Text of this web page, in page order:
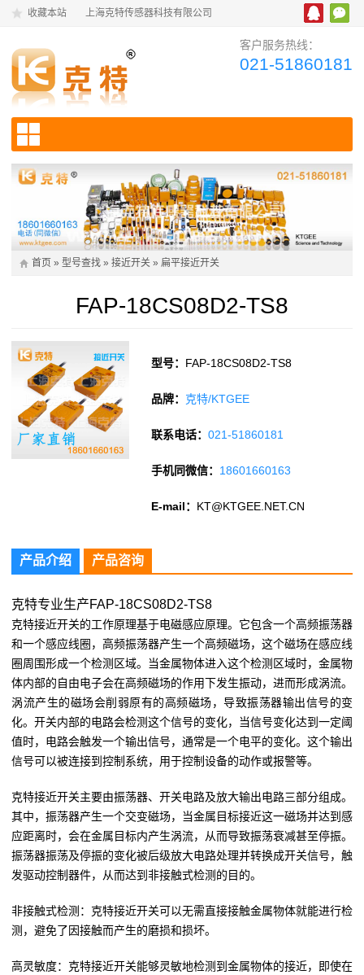
收藏本站 上海克特传感器科技有限公司
客户服务热线：
021-51860181
首页 » 型号查找 » 接近开关 » 扁平接近开关
FAP-18CS08D2-TS8
型号： FAP-18CS08D2-TS8
品牌： 克特/KTGEE
联系电话：021-51860181
手机同微信： 18601660163
E-mail： KT@KTGEE.NET.CN
产品介绍 产品咨询
克特专业生产FAP-18CS08D2-TS8
克特接近开关的工作原理基于电磁感应原理。它包含一个高频振荡器
和一个感应线圈，高频振荡器产生一个高频磁场，这个磁场在感应线
圈周围形成一个检测区域。当金属物体进入这个检测区域时，金属物
体内部的自由电子会在高频磁场的作用下发生振动，进而形成涡流。
涡流产生的磁场会削弱原有的高频磁场，导致振荡器输出信号的变
化。开关内部的电路会检测这个信号的变化，当信号变化达到一定阈
值时，电路会触发一个输出信号，通常是一个电平的变化。这个输出
信号可以被连接到控制系统，用于控制设备的动作或报警等。
克特接近开关主要由振荡器、开关电路及放大输出电路三部分组成。
其中，振荡器产生一个交变磁场，当金属目标接近这一磁场并达到感
应距离时，会在金属目标内产生涡流，从而导致振荡衰减甚至停振。
振荡器振荡及停振的变化被后级放大电路处理并转换成开关信号，触
发驱动控制器件，从而达到非接触式检测的目的。
非接触式检测：克特接近开关可以无需直接接触金属物体就能进行检
测，避免了因接触而产生的磨损和损坏。
高灵敏度：克特接近开关能够灵敏地检测到金属物体的接近，即使在